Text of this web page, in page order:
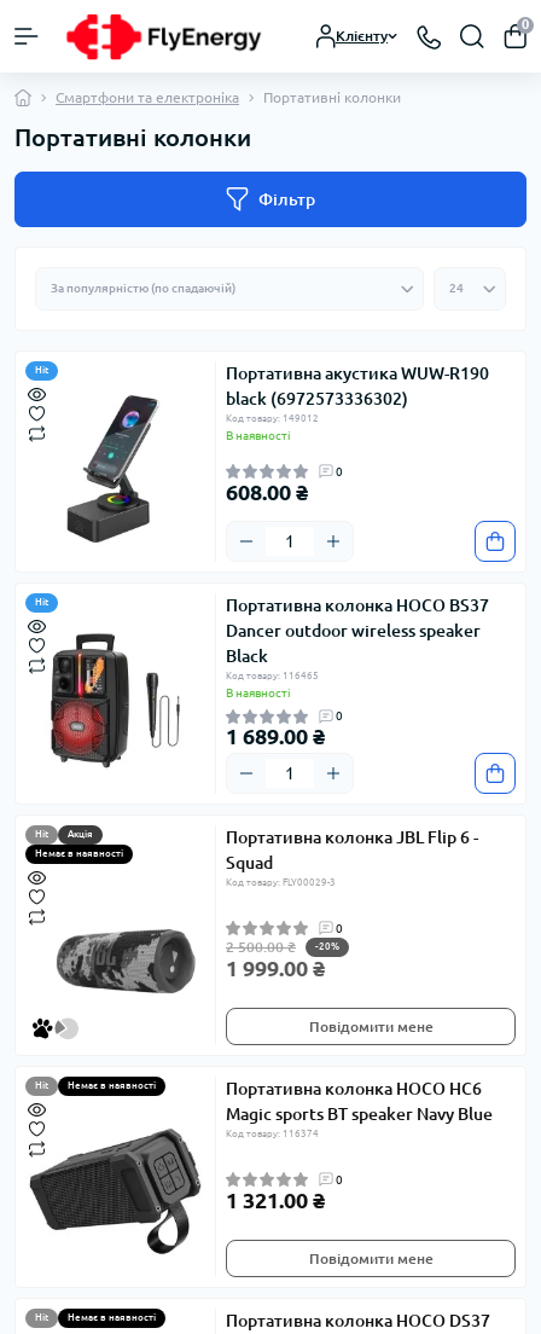
Клієнту
0
Смартфони та електроніка Портативні колонки
Портативні колонки
Фільтр
Hit
Портативна акустика WUW-R190
black (6972573336302)
Код товару: 149012
В наявності
0
608.00 ₴
Hit
Портативна колонка HOCO BS37
Dancer outdoor wireless speaker
Black
Код товару: 116465
В наявності
0
1 689.00 ₴
Hit
Акція
Немає в наявності
Портативна колонка JBL Flip 6 -
Squad
Код товару: FLY00029-3
0
2 500.00 ₴ -20%
1 999.00 ₴
Повідомити мене
Hit Немає в наявності
Портативна колонка HOCO HC6
Magic sports BT speaker Navy Blue
Код товару: 116374
0
1 321.00 ₴
Повідомити мене
Hit Немає в наявності
Портативна колонка HOCO DS37